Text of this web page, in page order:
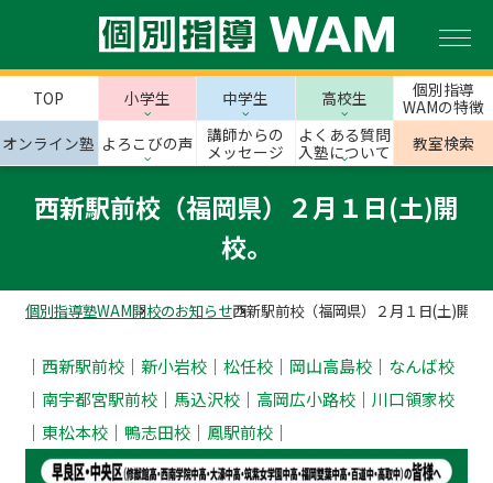
TOP 小学生 中学生 高校生
個別指導
WAMの特徴
オンライン塾 よろこびの声
講師からの
メッセージ
よくある質問
入塾について
教室検索
西新駅前校（福岡県）２月１日(土)開
校。
個別指導塾WAM開校のお知らせ西新駅前校（福岡県）２月１日(土)開校
｜ 西新駅前校｜ 新小岩校｜ 松任校｜ 岡山高島校｜ なんば校
｜ 南宇都宮駅前校｜ 馬込沢校｜ 高岡広小路校｜‎ 川口領家校
｜ 東松本校｜ 鴨志田校｜ 鳳駅前校｜